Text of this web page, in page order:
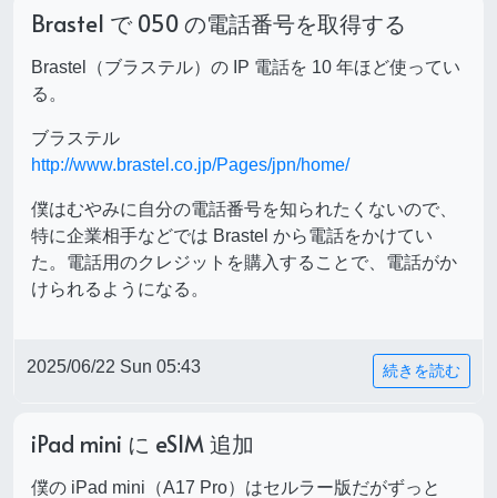
Brastel で 050 の電話番号を取得する
Brastel（ブラステル）の IP 電話を 10 年ほど使ってい
る。
ブラステル
http://www.brastel.co.jp/Pages/jpn/home/
僕はむやみに自分の電話番号を知られたくないので、
特に企業相手などでは Brastel から電話をかけてい
た。電話用のクレジットを購入することで、電話がか
けられるようになる。
2025/06/22 Sun 05:43 続きを読む
iPad mini に eSIM 追加
僕の iPad mini（A17 Pro）はセルラー版だがずっと